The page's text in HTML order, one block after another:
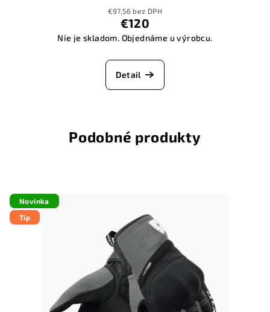
€97,56 bez DPH
€120
Nie je skladom. Objednáme u výrobcu.
Detail
Podobné produkty
Novinka
Tip